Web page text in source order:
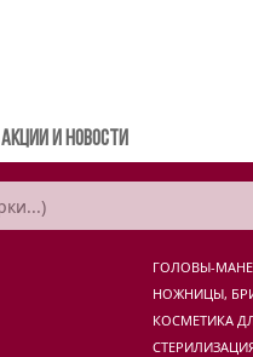
Акции и новости
ГОЛОВЫ-
НОЖНИЦЫ,
КОСМЕТИКА